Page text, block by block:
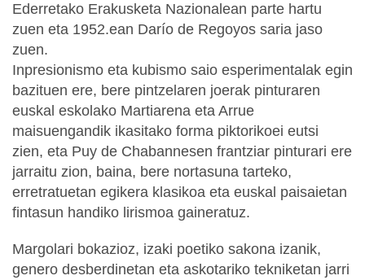
Ederretako Erakusketa Nazionalean parte hartu
zuen eta 1952.ean Darío de Regoyos saria jaso
zuen.
Inpresionismo eta kubismo saio esperimentalak egin
bazituen ere, bere pintzelaren joerak pinturaren
euskal eskolako Martiarena eta Arrue
maisuengandik ikasitako forma piktorikoei eutsi
zien, eta Puy de Chabannesen frantziar pinturari ere
jarraitu zion, baina, bere nortasuna tarteko,
erretratuetan egikera klasikoa eta euskal paisaietan
fintasun handiko lirismoa gaineratuz.
Margolari bokazioz, izaki poetiko sakona izanik,
genero desberdinetan eta askotariko tekniketan jarri